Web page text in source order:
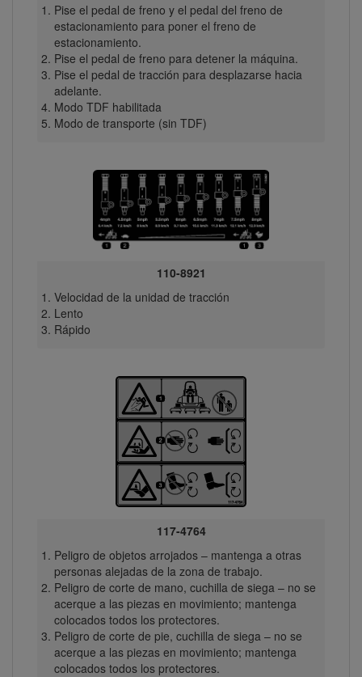
Pise el pedal de freno y el pedal del freno de
estacionamiento para poner el freno de
estacionamiento.
Pise el pedal de freno para detener la máquina.
Pise el pedal de tracción para desplazarse hacia
adelante.
Modo TDF habilitada
Modo de transporte (sin TDF)
110-8921
Velocidad de la unidad de tracción
Lento
Rápido
117-4764
Peligro de objetos arrojados – mantenga a otras
personas alejadas de la zona de trabajo.
Peligro de corte de mano, cuchilla de siega – no se
acerque a las piezas en movimiento; mantenga
colocados todos los protectores.
Peligro de corte de pie, cuchilla de siega – no se
acerque a las piezas en movimiento; mantenga
colocados todos los protectores.